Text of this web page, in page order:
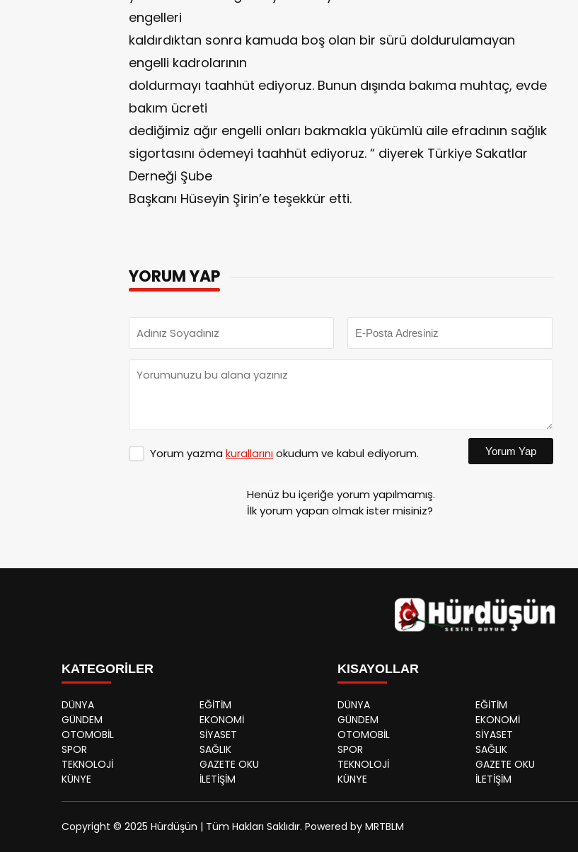
engelleri
kaldırdıktan sonra kamuda boş olan bir sürü doldurulamayan
engelli kadrolarının
doldurmayı taahhüt ediyoruz. Bunun dışında bakıma muhtaç, evde
bakım ücreti
dediğimiz ağır engelli onları bakmakla yükümlü aile efradının sağlık
sigortasını ödemeyi taahhüt ediyoruz. “ diyerek Türkiye Sakatlar
Derneği Şube
Başkanı Hüseyin Şirin’e teşekkür etti.
YORUM YAP
Yorum yazma kurallarınıokudum ve kabul ediyorum. Yorum Yap
Henüz bu içeriğe yorum yapılmamış.
İlk yorum yapan olmak ister misiniz?
KATEGORİLER
DÜNYA
EĞİTİM
GÜNDEM
EKONOMİ
OTOMOBİL
SİYASET
SPOR
SAĞLIK
TEKNOLOJİ
GAZETE OKU
KÜNYE
İLETİŞİM
KISAYOLLAR
DÜNYA
EĞİTİM
GÜNDEM
EKONOMİ
OTOMOBİL
SİYASET
SPOR
SAĞLIK
TEKNOLOJİ
GAZETE OKU
KÜNYE
İLETİŞİM
Copyright © 2025 Hürdüşün | Tüm Hakları Saklıdır. Powered by MRTBLM